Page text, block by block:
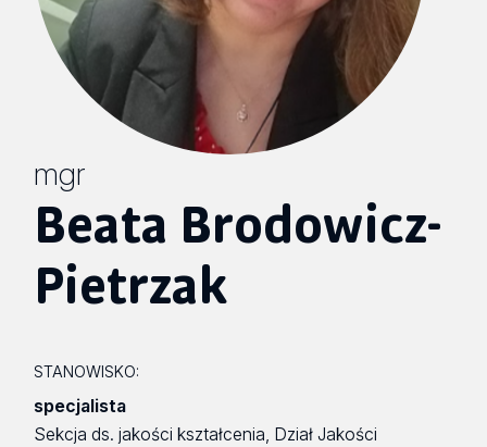
mgr
Beata Brodowicz-
Pietrzak
STANOWISKO:
specjalista
Sekcja ds. jakości kształcenia, Dział Jakości